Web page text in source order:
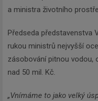
a ministra životního
Předseda představenstva
rukou ministrů nejvyšší
zásobování pitnou vodou,
nad 50 mil. Kč.
„Vnímáme to jako velký